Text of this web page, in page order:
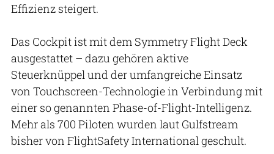
Effizienz steigert.
Das Cockpit ist mit dem Symmetry Flight Deck
ausgestattet – dazu gehören aktive
Steuerknüppel und der umfangreiche Einsatz
von Touchscreen-Technologie in Verbindung mit
einer so genannten Phase-of-Flight-Intelligenz.
Mehr als 700 Piloten wurden laut Gulfstream
bisher von FlightSafety International geschult.